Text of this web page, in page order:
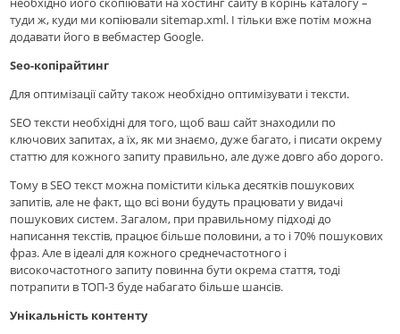
туди ж, куди ми копіювали sitemap.xml. І тільки вже потім можна
додавати його в вебмастер Google.
Seo-копірайтинг
Для оптимізації сайту також необхідно оптимізувати і тексти.
SEO тексти необхідні для того, щоб ваш сайт знаходили по
ключових запитах, а їх, як ми знаємо, дуже багато, і писати окрему
статтю для кожного запиту правильно, але дуже довго або дорого.
Тому в SEO текст можна помістити кілька десятків пошукових
запитів, але не факт, що всі вони будуть працювати у видачі
пошукових систем. Загалом, при правильному підході до
написання текстів, працює більше половини, а то і 70% пошукових
фраз. Але в ідеалі для кожного среднечастотного і
високочастотного запиту повинна бути окрема стаття, тоді
потрапити в ТОП-3 буде набагато більше шансів.
Унікальність контенту